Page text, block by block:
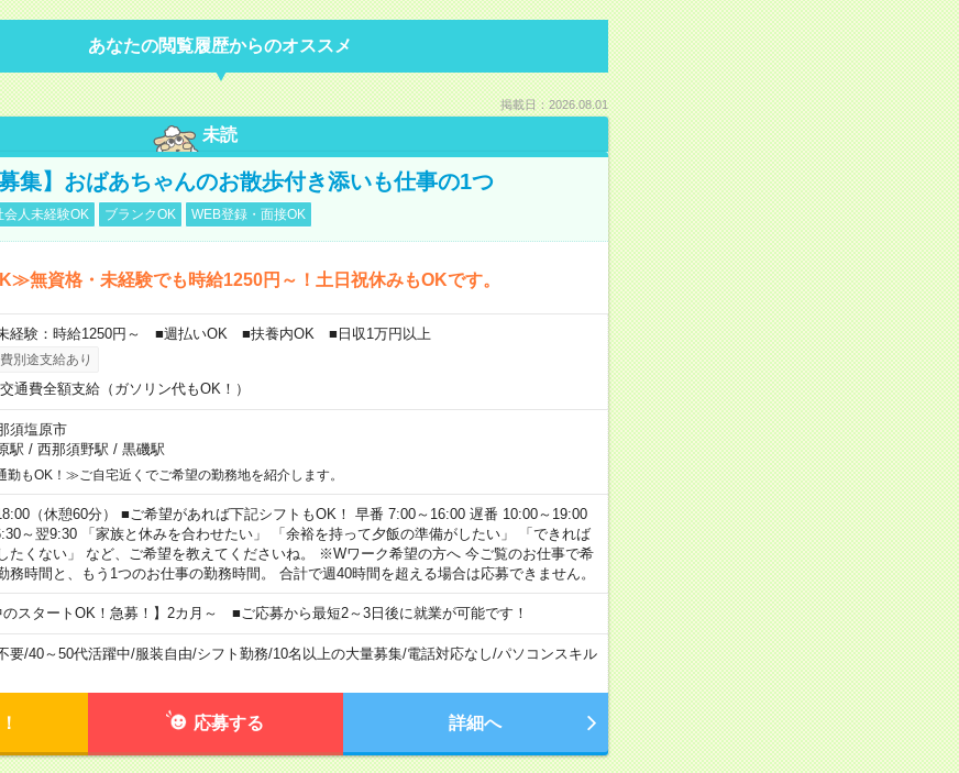
あなたの閲覧履歴からのオススメ
掲載日：2026.08.01
未読
集】おばあちゃんのお散歩付き添いも仕事の1つ
会人未経験OK ブランクOK WEB登録・面接OK
無資格・未経験でも時給1250円～！土日祝休みもOKです。
経験：時給1250円～ ■週払いOK ■扶養内OK ■日収1万円以上
別途支給あり
交通費全額支給（ガソリン代もOK！）
須塩原市
駅 / 西那須野駅 / 黒磯駅
勤もOK！≫ご自宅近くでご希望の勤務地を紹介します。
（休憩60分） ■ご希望があれば下記シフトもOK！ 早番 7:00～16:00 遅番 10:00～19:00
～翌9:30 「家族と休みを合わせたい」 「余裕を持って夕飯の準備がしたい」 「できれば
たくない」 など、ご希望を教えてくださいね。 ※Wワーク希望の方へ 今ご覧のお仕事で希
務時間と、もう1つのお仕事の勤務時間。 合計で週40時間を超える場合は応募できません。
のスタートOK！急募！】2カ月～ ■ご応募から最短2～3日後に就業が可能です！
要/40～50代活躍中/服装自由/シフト勤務/10名以上の大量募集/電話対応なし/パソコンスキル
応募する 詳細へ